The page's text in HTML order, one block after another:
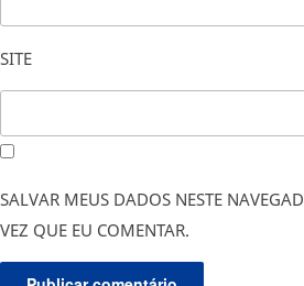
SITE
SALVAR MEUS DADOS NESTE
VEZ QUE EU COMENTAR.